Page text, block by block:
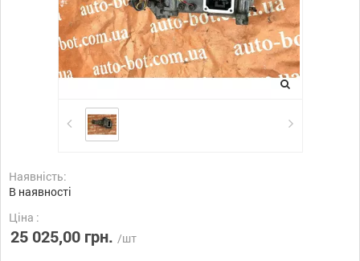
Наявність:
В наявності
Ціна :
25 025,00 грн. /шт